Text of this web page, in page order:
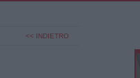
<< INDIETRO